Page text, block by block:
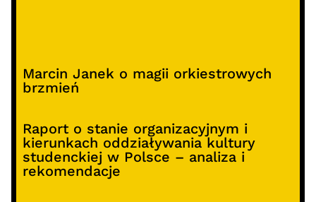
Marcin Janek o magii orkiestrowych
brzmień
Raport o stanie organizacyjnym i
kierunkach oddziaływania kultury
studenckiej w Polsce – analiza i
rekomendacje